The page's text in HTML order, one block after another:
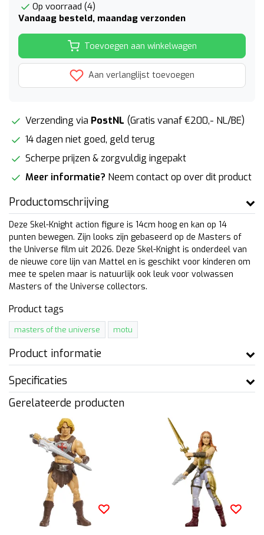
Op voorraad (4)
Vandaag besteld, maandag verzonden
Toevoegen aan winkelwagen
Aan verlanglijst toevoegen
Verzending via PostNL (Gratis vanaf €200,- NL/BE)
14 dagen niet goed, geld terug
Scherpe prijzen & zorgvuldig ingepakt
Meer informatie? Neem contact op over dit product
Productomschrijving
Deze Skel-Knight action figure is 14cm hoog en kan op 14
punten bewegen. Zijn looks zijn gebaseerd op de Masters of
the Universe film uit 2026. Deze Skel-Knight is onderdeel van
de nieuwe core lijn van Mattel en is geschikt voor kinderen om
mee te spelen maar is natuurlijk ook leuk voor volwassen
Masters of the Universe collectors.
Product tags
masters of the universe motu
Product informatie
Specificaties
Gerelateerde producten